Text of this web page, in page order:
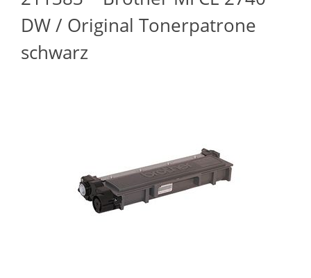
DW / Original Tonerpatrone
schwarz